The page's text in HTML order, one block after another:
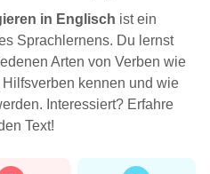
in Englisch ist ein
Sprachlernens. Du lernst
Arten von Verben wie
kennen und wie
Interessiert? Erfahre
Text!